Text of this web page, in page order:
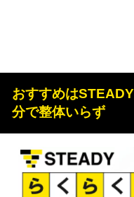
おすすめは
分で整体いらず